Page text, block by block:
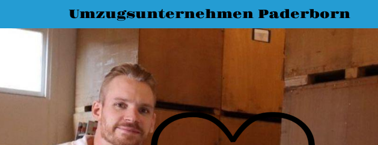
Umzugsunternehmen Paderborn